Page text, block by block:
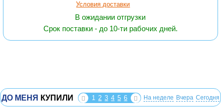
Условия доставки
В ожидании отгрузки
Срок поставки - до 10-ти рабочих дней.
ДО МЕНЯ КУПИЛИ 1 2 3 4 5 6 На неделе Вчера Сегодня